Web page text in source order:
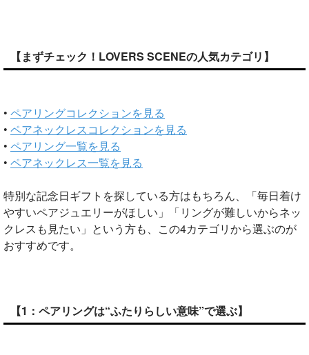
【まずチェック！LOVERS SCENEの人気カテゴリ】
• ペアリングコレクションを見る
• ペアネックレスコレクションを見る
• ペアリング一覧を見る
• ペアネックレス一覧を見る
特別な記念日ギフトを探している方はもちろん、「毎日着け
やすいペアジュエリーがほしい」「リングが難しいからネッ
クレスも見たい」という方も、この4カテゴリから選ぶのが
おすすめです。
【1：ペアリングは“ふたりらしい意味”で選ぶ】